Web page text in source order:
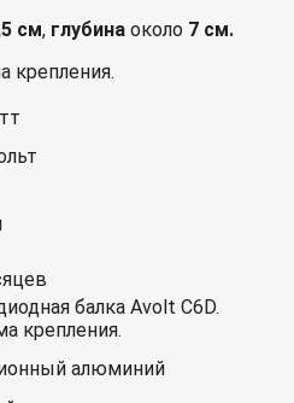
см, глубина около 7 см.
крепления.
балка Avolt C6D.
крепления.
алюминий